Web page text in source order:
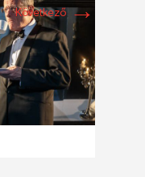
Következő →